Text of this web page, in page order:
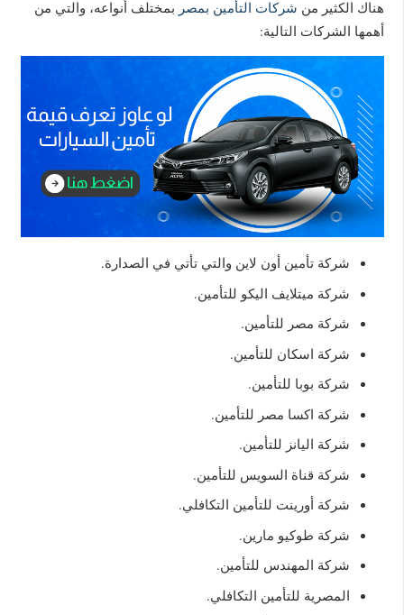
هناك الكثير من شركات التأمين بمصر بمختلف أنواعه، والتي من
أهمها الشركات التالية:
شركة تأمين أون لاين والتي تأتي في الصدارة.
شركة ميتلايف اليكو للتأمين.
شركة مصر للتأمين.
شركة اسكان للتأمين.
شركة بوبا للتأمين.
شركة اكسا مصر للتأمين.
شركة اليانز للتأمين.
شركة قناة السويس للتأمين.
شركة أورينت للتأمين التكافلي.
شركة طوكيو مارين.
شركة المهندس للتأمين.
المصرية للتأمين التكافلي.